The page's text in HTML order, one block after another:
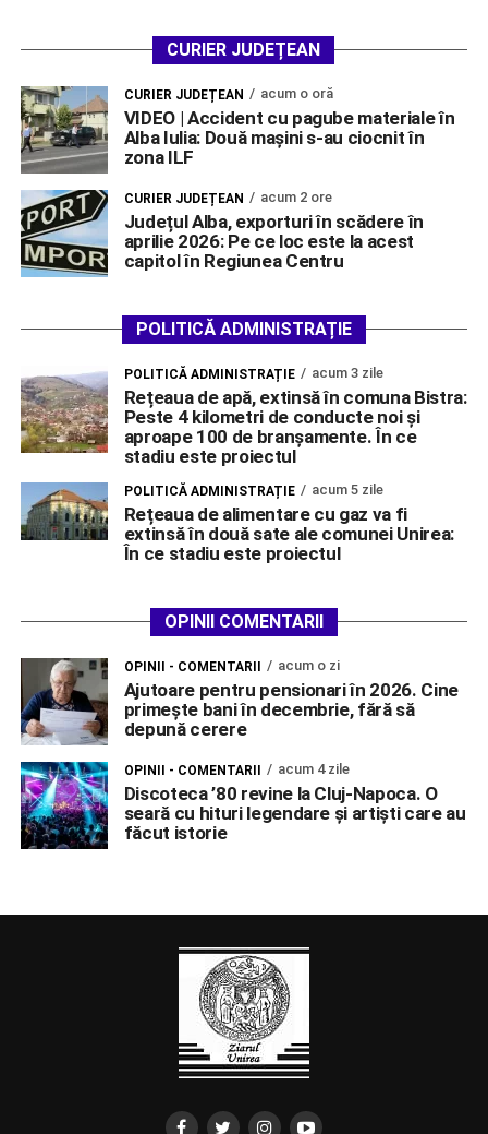
CURIER JUDEȚEAN
CURIER JUDEȚEAN acum o oră
VIDEO | Accident cu pagube materiale în
Alba Iulia: Două mașini s-au ciocnit în
zona ILF
CURIER JUDEȚEAN acum 2 ore
Județul Alba, exporturi în scădere în
aprilie 2026: Pe ce loc este la acest
capitol în Regiunea Centru
POLITICĂ ADMINISTRAȚIE
POLITICĂ ADMINISTRAȚIE acum 3 zile
Rețeaua de apă, extinsă în comuna Bistra:
Peste 4 kilometri de conducte noi și
aproape 100 de branșamente. În ce
stadiu este proiectul
POLITICĂ ADMINISTRAȚIE acum 5 zile
Rețeaua de alimentare cu gaz va fi
extinsă în două sate ale comunei Unirea:
În ce stadiu este proiectul
OPINII COMENTARII
OPINII - COMENTARII acum o zi
Ajutoare pentru pensionari în 2026. Cine
primește bani în decembrie, fără să
depună cerere
OPINII - COMENTARII acum 4 zile
Discoteca ’80 revine la Cluj-Napoca. O
seară cu hituri legendare și artiști care au
făcut istorie